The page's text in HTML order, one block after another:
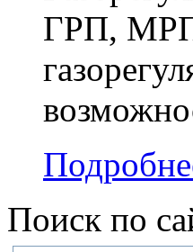
ГРП,
Поиск по